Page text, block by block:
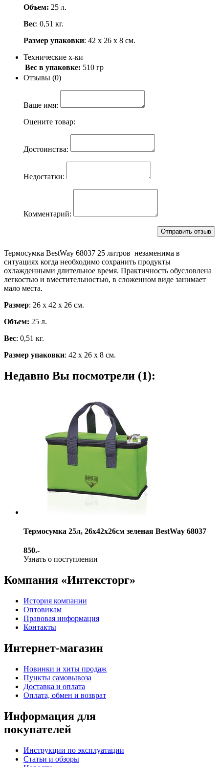
Объем: 25 л.
Вес: 0,51 кг.
Размер упаковки: 42 х 26 х 8 см.
Технические х-ки
Вес в упаковке: 510 гр
Отзывы (0)
Ваше имя:
Оцените товар:
Достоинства:
Недостатки:
Комментарий:
Термосумка BestWay 68037 25 литров незаменима в
ситуациях когда необходимо сохранить продукты
охлажденными длительное время. Практичность обусловлена
легкостью и вместительностью, в сложенном виде занимает
мало места.
Размер: 26 х 42 х 26 см.
Объем: 25 л.
Вес: 0,51 кг.
Размер упаковки: 42 х 26 х 8 см.
Недавно Вы посмотрели (1):
Термосумка 25л, 26х42х26см зеленая BestWay 68037
850.-
Узнать о поступлении
Компания «Интексторг»
История компании
Оптовикам
Правовая информация
Контакты
Интернет-магазин
Новинки и хиты продаж
Пункты самовывоза
Доставка и оплата
Оплата, обмен и возврат
Информация для
покупателей
Инструкции по эксплуатации
Статьи и обзоры